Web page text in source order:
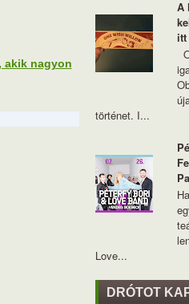
akik nagyon
A
itt
történet. I...
Love...
DRÓTOT